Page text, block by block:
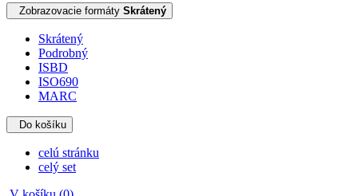
Zobrazovacie formáty Skrátený
Skrátený
Podrobný
ISBD
ISO690
MARC
Do košíku
celú stránku
celý set